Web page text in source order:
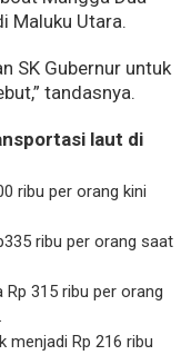
Maluku Utara.
SK Gubernur untuk
tandasnya.
laut di
ribu per orang kini
ribu per orang saat
315 ribu per orang
menjadi Rp 216 ribu